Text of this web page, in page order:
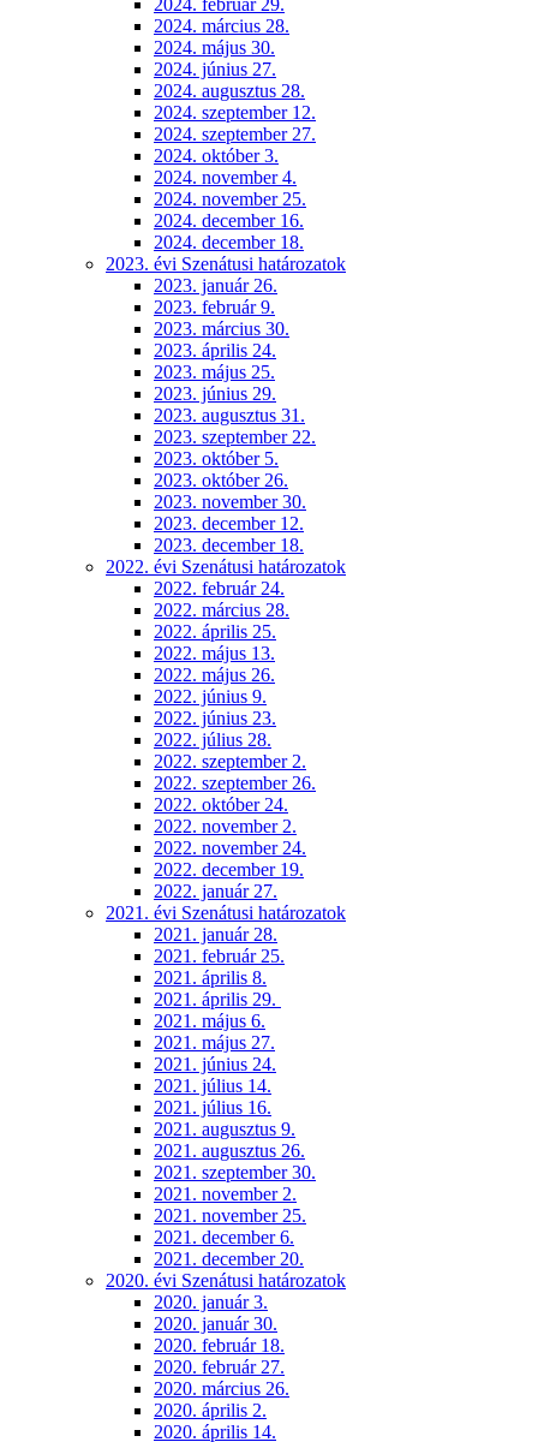
2024. március 28.
2024. május 30.
2024. június 27.
2024. augusztus 28.
2024. szeptember 12.
2024. szeptember 27.
2024. október 3.
2024. november 4.
2024. november 25.
2024. december 16.
2024. december 18.
2023. évi Szenátusi határozatok
2023. január 26.
2023. február 9.
2023. március 30.
2023. április 24.
2023. május 25.
2023. június 29.
2023. augusztus 31.
2023. szeptember 22.
2023. október 5.
2023. október 26.
2023. november 30.
2023. december 12.
2023. december 18.
2022. évi Szenátusi határozatok
2022. február 24.
2022. március 28.
2022. április 25.
2022. május 13.
2022. május 26.
2022. június 9.
2022. június 23.
2022. július 28.
2022. szeptember 2.
2022. szeptember 26.
2022. október 24.
2022. november 2.
2022. november 24.
2022. december 19.
2022. január 27.
2021. évi Szenátusi határozatok
2021. január 28.
2021. február 25.
2021. április 8.
2021. április 29.
2021. május 6.
2021. május 27.
2021. június 24.
2021. július 14.
2021. július 16.
2021. augusztus 9.
2021. augusztus 26.
2021. szeptember 30.
2021. november 2.
2021. november 25.
2021. december 6.
2021. december 20.
2020. évi Szenátusi határozatok
2020. január 3.
2020. január 30.
2020. február 18.
2020. február 27.
2020. március 26.
2020. április 2.
2020. április 14.